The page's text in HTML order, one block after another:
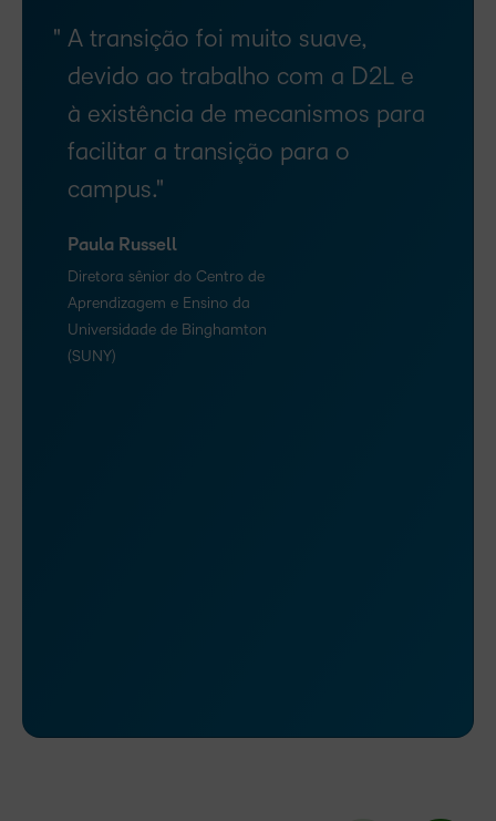
A transição foi muito suave,
devido ao trabalho com a D2L e
à existência de mecanismos para
facilitar a transição para o
campus.
Paula Russell
Diretora sênior do Centro de
Aprendizagem e Ensino da
Universidade de Binghamton
(SUNY)